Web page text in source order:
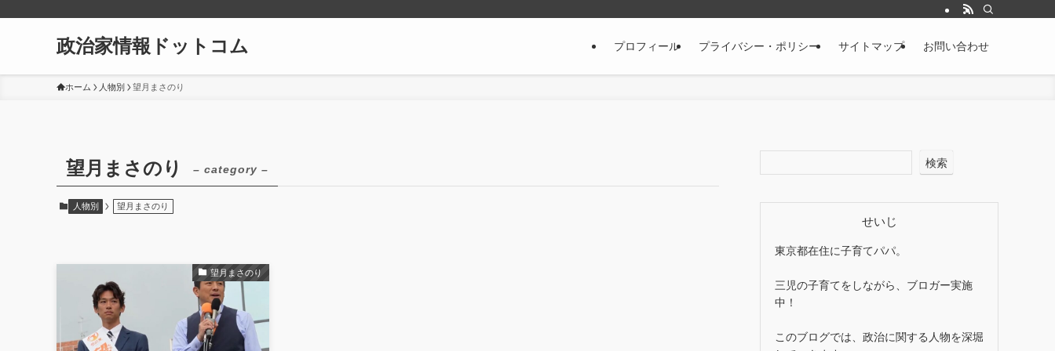
政治家情報ドットコム プロフィール プライバシー・ポリシー サイトマップ お問い合わせ
ホーム 人物別 望月まさのり
望月まさのり – category –
人物別 望月まさのり
望月まさのり
検索
せいじ
東京都在住に子育てパパ。
三児の子育てをしながら、ブロガー実施
中！
このブログでは、政治に関する人物を深堀